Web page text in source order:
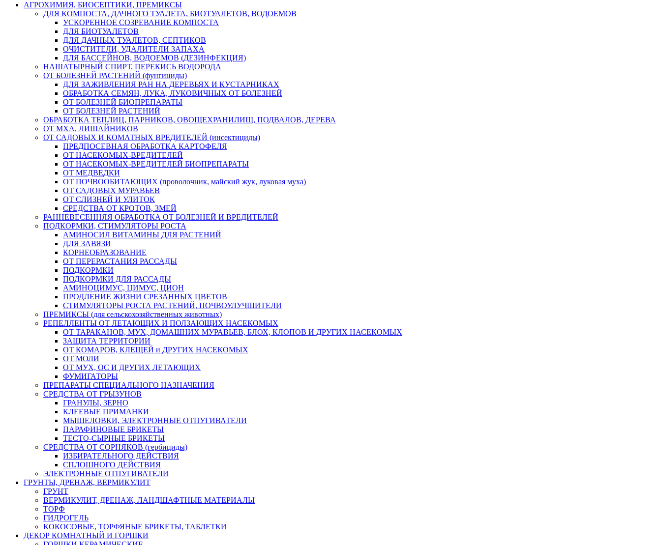
АГРОХИМИЯ, БИОСЕПТИКИ, ПРЕМИКСЫ
ДЛЯ КОМПОСТА, ДАЧНОГО ТУАЛЕТА, БИОТУАЛЕТОВ, ВОДОЕМОВ
УСКОРЕННОЕ СОЗРЕВАНИЕ КОМПОСТА
ДЛЯ БИОТУАЛЕТОВ
ДЛЯ ДАЧНЫХ ТУАЛЕТОВ, СЕПТИКОВ
ОЧИСТИТЕЛИ, УДАЛИТЕЛИ ЗАПАХА
ДЛЯ БАССЕЙНОВ, ВОДОЕМОВ (ДЕЗИНФЕКЦИЯ)
НАШАТЫРНЫЙ СПИРТ, ПЕРЕКИСЬ ВОДОРОДА
ОТ БОЛЕЗНЕЙ РАСТЕНИЙ (фунгициды)
ДЛЯ ЗАЖИВЛЕНИЯ РАН НА ДЕРЕВЬЯХ И КУСТАРНИКАХ
ОБРАБОТКА СЕМЯН, ЛУКА, ЛУКОВИЧНЫХ ОТ БОЛЕЗНЕЙ
ОТ БОЛЕЗНЕЙ БИОПРЕПАРАТЫ
ОТ БОЛЕЗНЕЙ РАСТЕНИЙ
ОБРАБОТКА ТЕПЛИЦ, ПАРНИКОВ, ОВОЩЕХРАНИЛИЩ, ПОДВАЛОВ, ДЕРЕВА
ОТ МХА, ЛИШАЙНИКОВ
ОТ САДОВЫХ И КОМАТНЫХ ВРЕДИТЕЛЕЙ (инсектициды)
ПРЕДПОСЕВНАЯ ОБРАБОТКА КАРТОФЕЛЯ
ОТ НАСЕКОМЫХ-ВРЕДИТЕЛЕЙ
ОТ НАСЕКОМЫХ-ВРЕДИТЕЛЕЙ БИОПРЕПАРАТЫ
ОТ МЕДВЕДКИ
ОТ ПОЧВООБИТАЮЩИХ (проволочник, майский жук, луковая муха)
ОТ САДОВЫХ МУРАВЬЕВ
ОТ СЛИЗНЕЙ И УЛИТОК
СРЕДСТВА ОТ КРОТОВ, ЗМЕЙ
РАННЕВЕСЕННЯЯ ОБРАБОТКА ОТ БОЛЕЗНЕЙ И ВРЕДИТЕЛЕЙ
ПОДКОРМКИ, СТИМУЛЯТОРЫ РОСТА
АМИНОСИЛ ВИТАМИНЫ ДЛЯ РАСТЕНИЙ
ДЛЯ ЗАВЯЗИ
КОРНЕОБРАЗОВАНИЕ
ОТ ПЕРЕРАСТАНИЯ РАССАДЫ
ПОДКОРМКИ
ПОДКОРМКИ ДЛЯ РАССАДЫ
АМИНОЦИМУС, ЦИМУС, ЦИОН
ПРОДЛЕНИЕ ЖИЗНИ СРЕЗАННЫХ ЦВЕТОВ
СТИМУЛЯТОРЫ РОСТА РАСТЕНИЙ, ПОЧВОУЛУЧШИТЕЛИ
ПРЕМИКСЫ (для сельскохозяйственных животных)
РЕПЕЛЛЕНТЫ ОТ ЛЕТАЮЩИХ И ПОЛЗАЮЩИХ НАСЕКОМЫХ
ОТ ТАРАКАНОВ, МУХ, ДОМАШНИХ МУРАВЬЕВ, БЛОХ, КЛОПОВ И ДРУГИХ НАСЕКОМЫХ
ЗАЩИТА ТЕРРИТОРИИ
ОТ КОМАРОВ, КЛЕЩЕЙ и ДРУГИХ НАСЕКОМЫХ
ОТ МОЛИ
ОТ МУХ, ОС И ДРУГИХ ЛЕТАЮЩИХ
ФУМИГАТОРЫ
ПРЕПАРАТЫ СПЕЦИАЛЬНОГО НАЗНАЧЕНИЯ
СРЕДСТВА ОТ ГРЫЗУНОВ
ГРАНУЛЫ, ЗЕРНО
КЛЕЕВЫЕ ПРИМАНКИ
МЫШЕЛОВКИ, ЭЛЕКТРОННЫЕ ОТПУГИВАТЕЛИ
ПАРАФИНОВЫЕ БРИКЕТЫ
ТЕСТО-СЫРНЫЕ БРИКЕТЫ
СРЕДСТВА ОТ СОРНЯКОВ (гербициды)
ИЗБИРАТЕЛЬНОГО ДЕЙСТВИЯ
СПЛОШНОГО ДЕЙСТВИЯ
ЭЛЕКТРОННЫЕ ОТПУГИВАТЕЛИ
ГРУНТЫ, ДРЕНАЖ, ВЕРМИКУЛИТ
ГРУНТ
ВЕРМИКУЛИТ, ДРЕНАЖ, ЛАНДШАФТНЫЕ МАТЕРИАЛЫ
ТОРФ
ГИДРОГЕЛЬ
КОКОСОВЫЕ, ТОРФЯНЫЕ БРИКЕТЫ, ТАБЛЕТКИ
ДЕКОР КОМНАТНЫЙ И ГОРШКИ